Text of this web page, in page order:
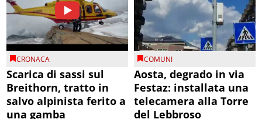
CRONACA
Scarica di sassi sul
Breithorn, tratto in
salvo alpinista ferito a
una gamba
COMUNI
Aosta, degrado in via
Festaz: installata una
telecamera alla Torre
del Lebbroso